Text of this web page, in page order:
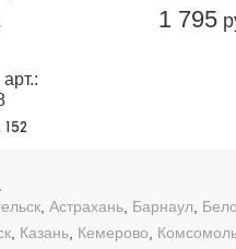
1 795
152
Астрахань Барнаул
Казань Кемерово